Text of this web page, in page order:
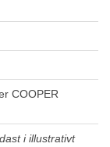
COOPER
i illustrativt